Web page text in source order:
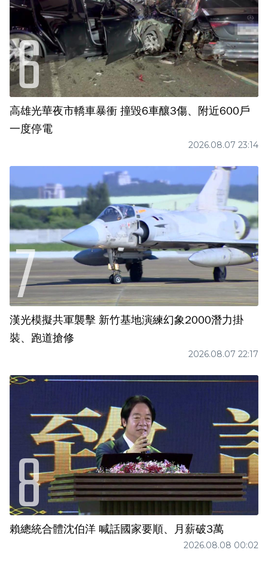
高雄光華夜市轎車暴衝 撞毀6車釀3傷、附近600戶
一度停電
2026.08.07 23:14
漢光模擬共軍襲擊 新竹基地演練幻象2000潛力掛
裝、跑道搶修
2026.08.07 22:17
賴總統合體沈伯洋 喊話國家要順、月薪破3萬
2026.08.08 00:02